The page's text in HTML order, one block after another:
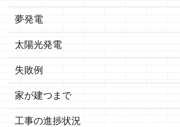
夢発電
太陽光発電
失敗例
家が建つまで
工事の進捗状況